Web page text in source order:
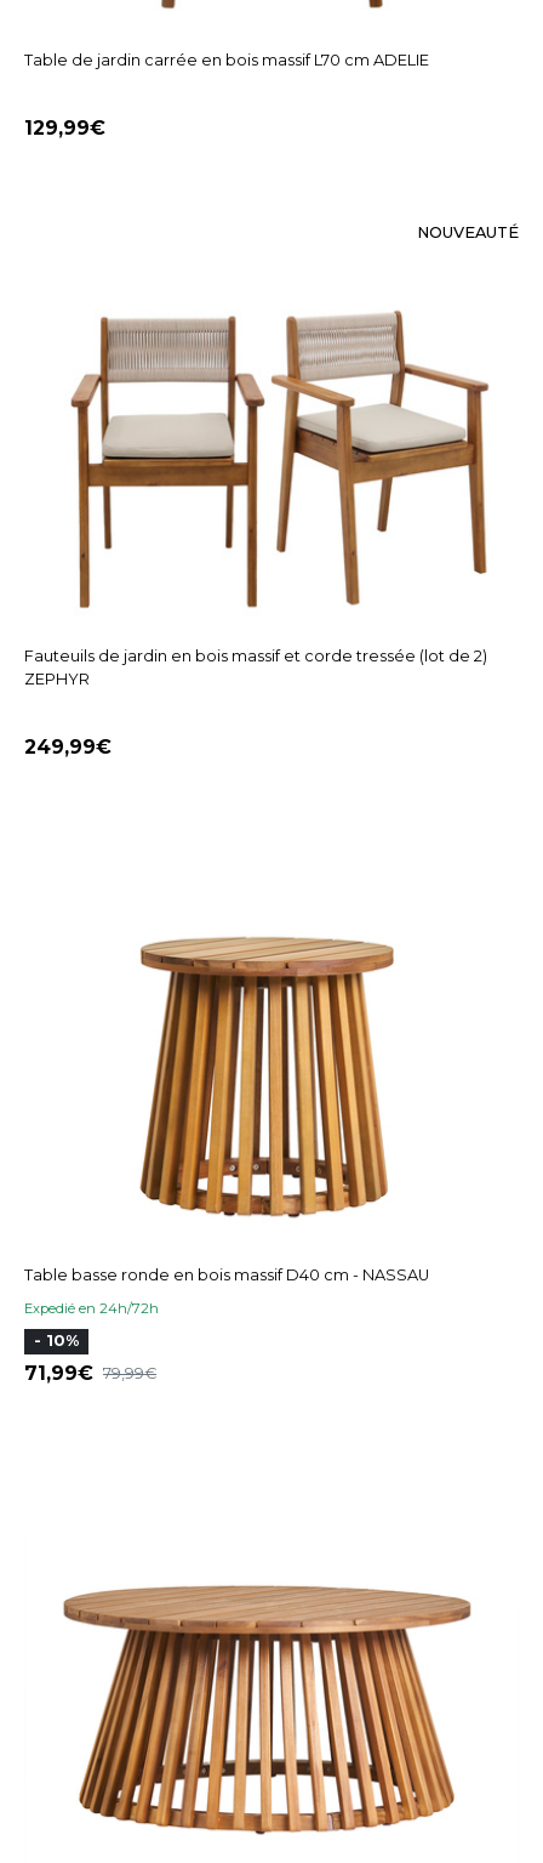
Table de jardin carrée en bois massif L70 cm ADELIE
129,99
NOUVEAUTÉ
Fauteuils de jardin en bois massif et corde tressée (lot de 2)
ZEPHYR
249,99
Table basse ronde en bois massif D40 cm - NASSAU
Expedié en 24h/72h
- 10%
71,99 79,99